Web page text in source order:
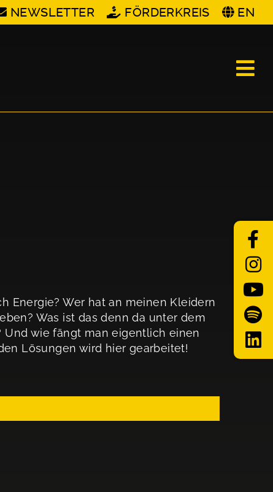
NEWSLETTER FÖRDERKREIS EN
Energie? Wer hat an meinen Kleidern
Was ist das denn da unter dem
Und wie fängt man eigentlich einen
Lösungen wird hier gearbeitet!